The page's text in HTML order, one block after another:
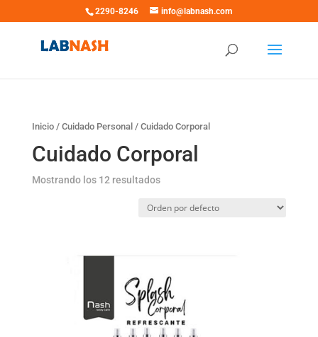
2290-8246 info@labnash.com
Inicio/ Cuidado Personal / Cuidado Corporal
Cuidado Corporal
Mostrando los 12 resultados